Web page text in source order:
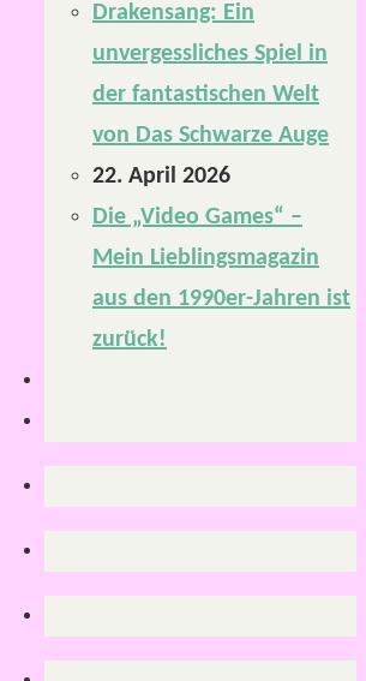
Drakensang: Ein
unvergessliches Spiel in
der fantastischen Welt
von Das Schwarze Auge
22. April 2026
Die „Video Games“ –
Mein Lieblingsmagazin
aus den 1990er-Jahren ist
zurück!